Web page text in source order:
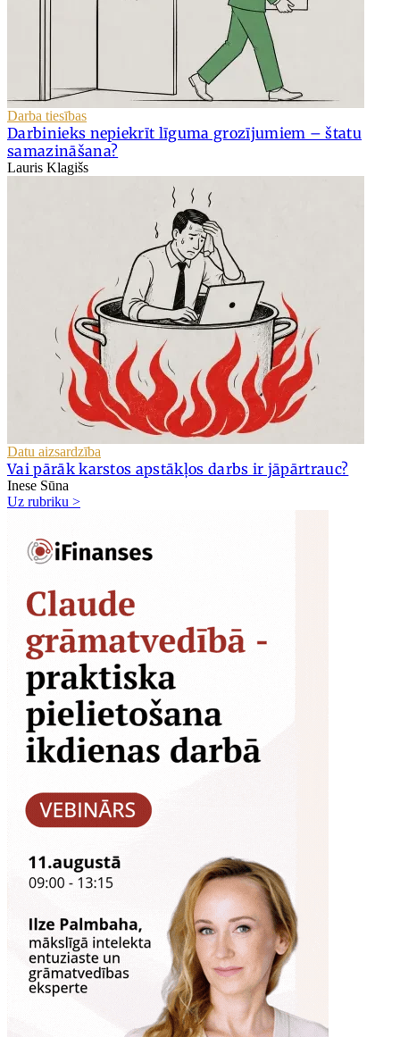
Darba tiesības
Darbinieks nepiekrīt līguma grozījumiem – štatu
samazināšana?
Lauris Klagišs
Datu aizsardzība
Vai pārāk karstos apstākļos darbs ir jāpārtrauc?
Inese Sūna
Uz rubriku >